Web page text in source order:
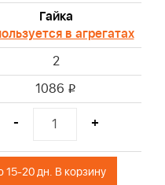
Гайка
в агрегатах
2
1086 i
- +
Поставка из РФ или EU до 15-20 дн. В корзину